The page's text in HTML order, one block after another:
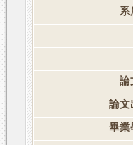
論
論文
畢業